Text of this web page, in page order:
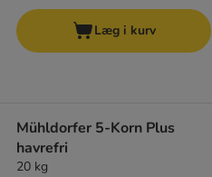
Læg i kurv
Mühldorfer 5-Korn Plus
havrefri
20 kg